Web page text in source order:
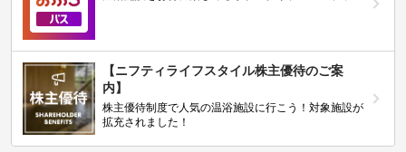
【ニフティライフスタイル株主優待のご案
内】
株主優待制度で人気の温浴施設に行こう！対象施設が
拡充されました！